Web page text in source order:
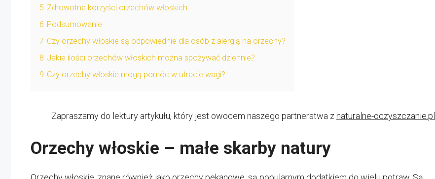
5 Zdrowotne korzyści orzechów włoskich
6 Podsumowanie
7 Czy orzechy włoskie są odpowiednie dla osób z alergią na orzechy?
8 Jakie ilości orzechów włoskich można spożywać dziennie?
9 Czy orzechy włoskie mogą pomóc w utracie wagi?
Zapraszamy do lektury artykułu, który jest owocem naszego partnerstwa z naturalne-oczyszczanie.pl
Orzechy włoskie – małe skarby natury